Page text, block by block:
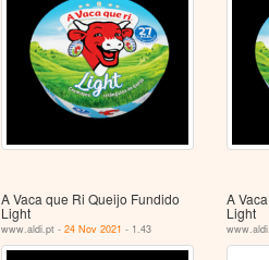
A Vaca que Ri Queijo Fundido
Light
www.aldi.pt - 24 Nov 2021 - 1.43
A
Light